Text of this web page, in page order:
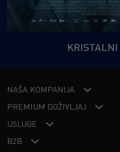
NAŠA KOMPANIJA
PREMIUM DOŽIVLJAJ
USLUGE
B2B